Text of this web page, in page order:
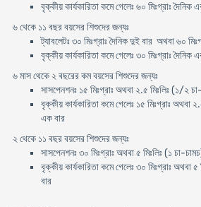
বৃক্কীয় কার্যকারিতা কমে গেলেঃ ৬০ মিঃগ্রাঃ দৈনিক
৬ থেকে ১১ বছর বয়সের শিশুদের জন্যঃ
ট্যাবলেটঃ ৩০ মিঃগ্রাঃ দৈনিক দুই বার অথবা ৬০
বৃক্কীয় কার্যকারিতা কমে গেলেঃ ৩০ মিঃগ্রাঃ দৈনিক
৬ মাস থেকে ২ বছরের কম বয়সের শিশুদের জন্যঃ
সাসপেনশনঃ ১৫ মিঃগ্রাঃ অথবা ২.৫ মিঃলিঃ (১/২
বৃক্কীয় কার্যকারিতা কমে গেলেঃ ১৫ মিঃগ্রাঃ অথবা
এক বার
২ থেকে ১১ বছর বয়সের শিশুদের জন্যঃ
সাসপেনশনঃ ৩০ মিঃগ্রাঃ অথবা ৫ মিঃলিঃ (১ চা-
বৃক্কীয় কার্যকারিতা কমে গেলেঃ ৩০ মিঃগ্রাঃ অথবা
বার